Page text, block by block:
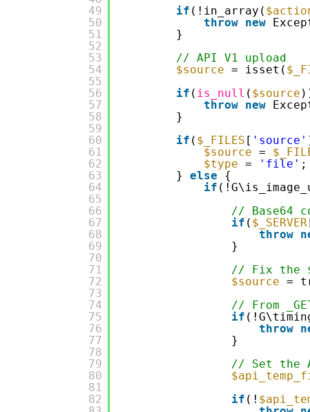
49
50
51
52
53
54
55
56
57
58
59
60
61
62
63
64
65
66
67
68
69
70
71
72
73
74
75
76
77
78
79
80
81
82
if (!in_array(
throw new
}
// API V1 upload
$source = isset(
if ( is_null ( $source
throw new
}
if ( $_FILES [ 'source'
$source =
$type = 'file' ;
} else
{
if
// Base64
if ( $_SERVER
throw
}
// Fix the
$source =
// From
if
throw
}
// Set
if (!